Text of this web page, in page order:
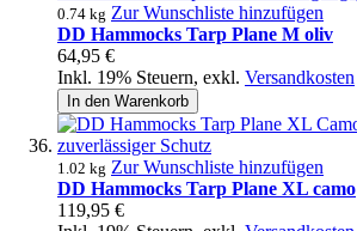
0.74 kg Zur Wunschliste hinzufügen
DD Hammocks Tarp Plane M oliv
64,95 €
Inkl. 19% Steuern, exkl. Versandkosten
In den Warenkorb
1.02 kg Zur Wunschliste hinzufügen
DD Hammocks Tarp Plane XL camo
119,95 €